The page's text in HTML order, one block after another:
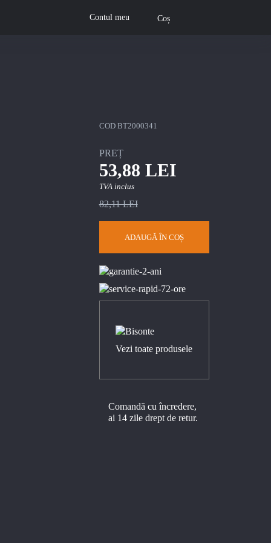
Contul meu Coș
CODBT2000341
PREȚ
53,88 LEI
TVA inclus
82,11 LEI
ADAUGĂ ÎN COȘ
Vezi toate produsele
Comandă cu încredere,
ai 14 zile drept de retur.